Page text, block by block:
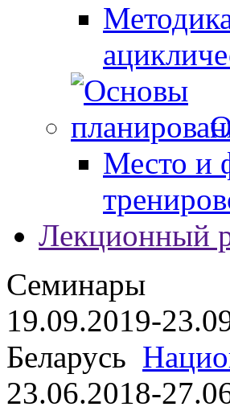
Место и
Лекционный
Семинары
19.09.2019-
Беларусь
23.06.2018-